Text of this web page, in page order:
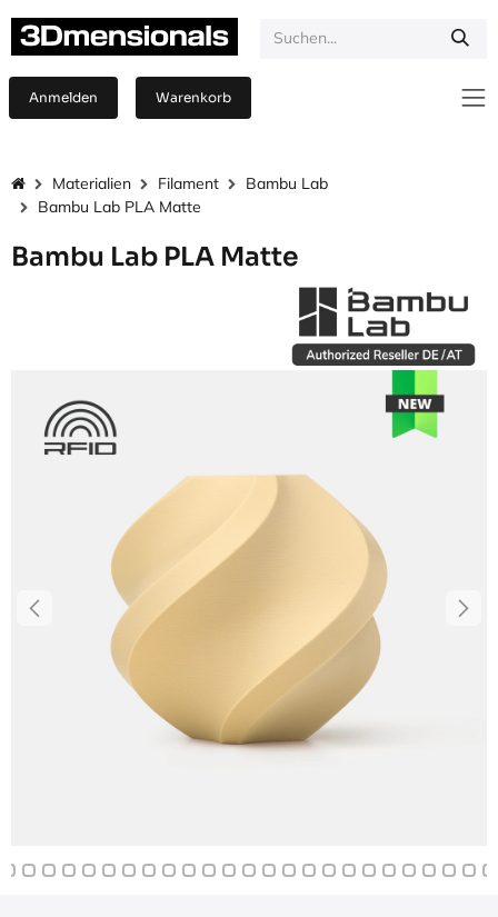
Anmelden Warenkorb
Materialien Filament
Bambu Lab
Bambu Lab PLA Matte
Bambu Lab PLA Matte